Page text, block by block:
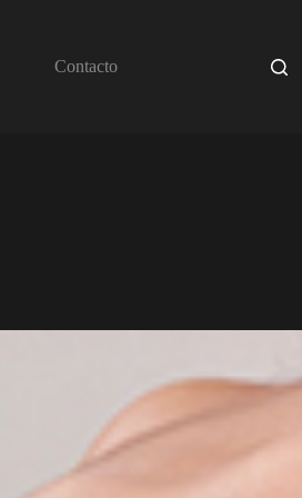
Contacto